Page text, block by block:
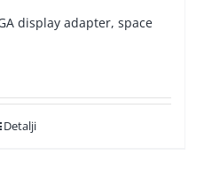
display adapter, space
Detalji